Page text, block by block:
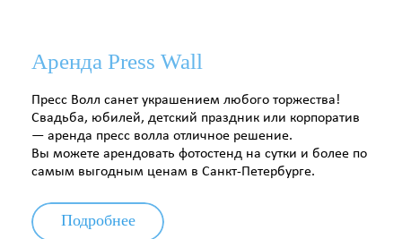
Аренда Press Wall
Пресс Волл санет украшением любого торжества!
Свадьба, юбилей, детский праздник или корпоратив
— аренда пресс волла отличное решение.
Вы можете арендовать фотостенд на сутки и более по
самым выгодным ценам в Санкт-Петербурге.
Подробнее